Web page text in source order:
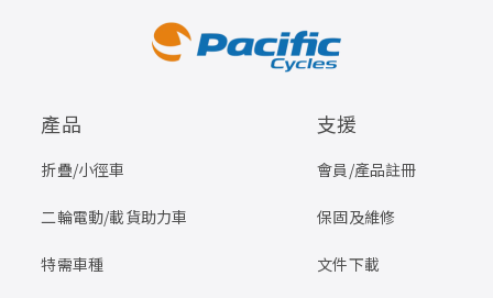
產品
折疊/小徑車
二輪電動/載貨助力車
特需車種
支援
會員/產品註冊
保固及維修
文件下載